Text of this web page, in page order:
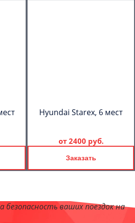
Hyundai Starex, 6 мест
от 2400 руб.
Заказать
безопасность ваших поездок на